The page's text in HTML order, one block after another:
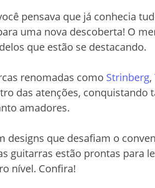
pensava que já conhecia
uma nova descoberta! O
que estão se destacando.
renomadas como Strinberg,
das atenções, conquistando
amadores.
designs que desafiam o
guitarras estão prontas para
nível. Confira!